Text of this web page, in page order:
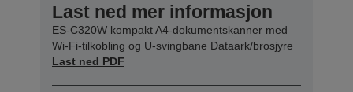
Last ned mer informasjon
ES-C320W kompakt A4-dokumentskanner med
Wi-Fi-tilkobling og U-svingbane Dataark/brosjyre
Last ned PDF